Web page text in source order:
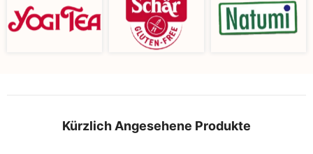
Kürzlich Angesehene Produkte